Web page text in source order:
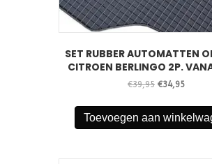
SET RUBBER AUTOMATTEN
CITROEN BERLINGO 2P.
€39,95 Oorspronkelijke
was:
€39,95.
€34,95Huidige
is:
Toevoegen aan